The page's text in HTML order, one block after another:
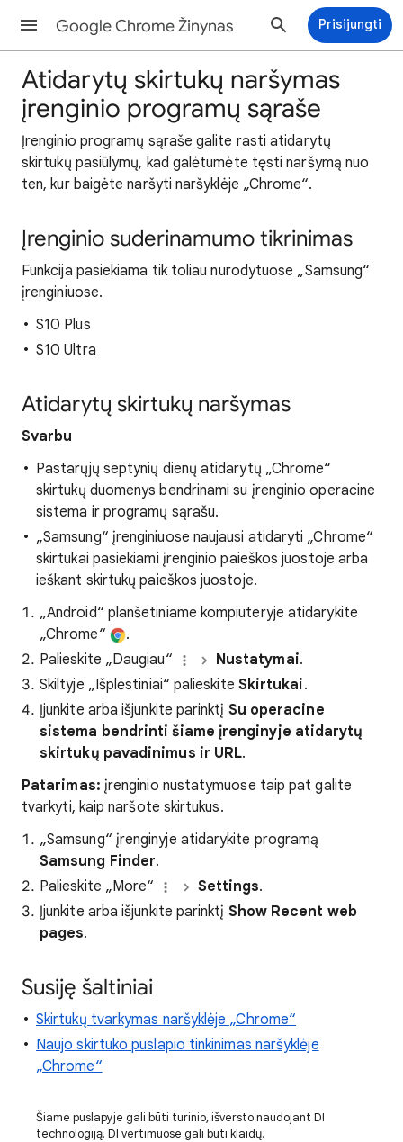
Google Chrome Žinynas Prisijungti
Atidarytų skirtukų naršymas
įrenginio programų sąraše
Įrenginio programų sąraše galite rasti atidarytų
skirtukų pasiūlymų, kad galėtumėte tęsti naršymą nuo
ten, kur baigėte naršyti naršyklėje „Chrome“.
Įrenginio suderinamumo tikrinimas
Funkcija pasiekiama tik toliau nurodytuose „Samsung“
įrenginiuose.
S10 Plus
S10 Ultra
Atidarytų skirtukų naršymas
Svarbu
Pastarųjų septynių dienų atidarytų „Chrome“
skirtukų duomenys bendrinami su įrenginio operacine
sistema ir programų sąrašu.
„Samsung“ įrenginiuose naujausi atidaryti „Chrome“
skirtukai pasiekiami įrenginio paieškos juostoje arba
ieškant skirtukų paieškos juostoje.
„Android“ planšetiniame kompiuteryje atidarykite
„Chrome“
.
Palieskite „Daugiau“
Nustatymai.
Skiltyje „Išplėstiniai“ palieskite Skirtukai.
Įjunkite arba išjunkite parinktį Su operacine
sistema bendrinti šiame įrenginyje atidarytų
skirtukų pavadinimus ir URL.
Patarimas: įrenginio nustatymuose taip pat galite
tvarkyti, kaip naršote skirtukus.
„Samsung“ įrenginyje atidarykite programą
Samsung Finder.
Palieskite „More“
Settings.
Įjunkite arba išjunkite parinktį Show Recent web
pages.
Susiję šaltiniai
Skirtukų tvarkymas naršyklėje „Chrome“
Naujo skirtuko puslapio tinkinimas naršyklėje
„Chrome“
Šiame puslapyje gali būti turinio, išversto naudojant DI
technologiją. DI vertimuose gali būti klaidų.